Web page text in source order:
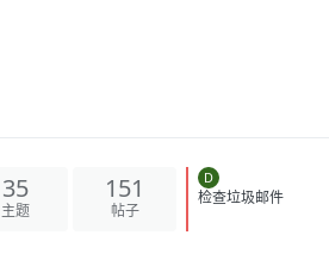
35 151 D